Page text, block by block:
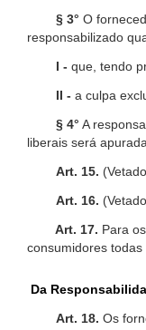
§ 3° O
responsabilizado
I - que, tendo
II - a culpa
§ 4° A
liberais será
Art. 15.
Art. 16.
Art. 17. Para
consumidores todas
Da
Art. 18. Os